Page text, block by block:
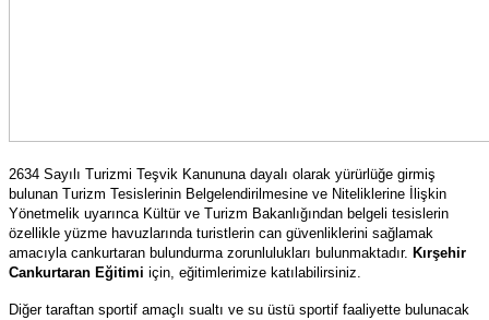
2634 Sayılı Turizmi Teşvik Kanununa dayalı olarak yürürlüğe girmiş
bulunan Turizm Tesislerinin Belgelendirilmesine ve Niteliklerine İlişkin
Yönetmelik uyarınca Kültür ve Turizm Bakanlığından belgeli tesislerin
özellikle yüzme havuzlarında turistlerin can güvenliklerini sağlamak
amacıyla cankurtaran bulundurma zorunlulukları bulunmaktadır. Kırşehir
Cankurtaran Eğitimi için, eğitimlerimize katılabilirsiniz.
Diğer taraftan sportif amaçlı sualtı ve su üstü sportif faaliyette bulunacak